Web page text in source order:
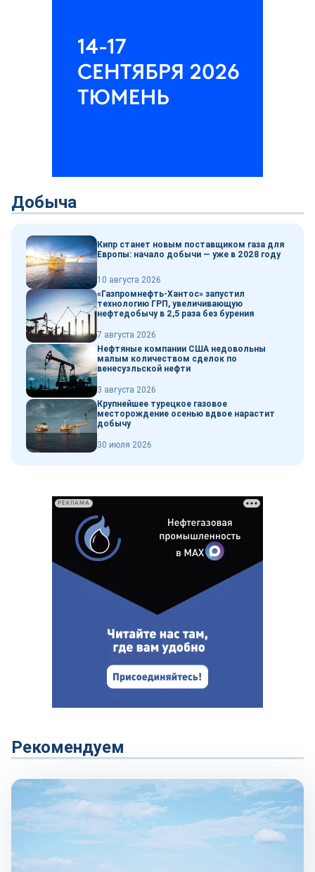
Добыча
Кипр станет новым поставщиком газа для
Европы: начало добычи — уже в 2028 году
10 августа 2026
«Газпромнефть-Хантос» запустил
технологию ГРП, увеличивающую
нефтедобычу в 2,5 раза без бурения
7 августа 2026
Нефтяные компании США недовольны
малым количеством сделок по
венесуэльской нефти
3 августа 2026
Крупнейшее турецкое газовое
месторождение осенью вдвое нарастит
добычу
30 июля 2026
РЕКЛАМА
Рекомендуем